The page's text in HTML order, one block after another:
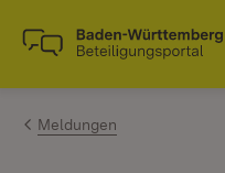
Zum Inhalt springen
Link zur Startseite
Meldungen